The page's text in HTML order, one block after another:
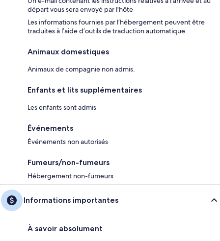
départ vous sera envoyé par l'hôte
Les informations fournies par l’hébergement peuvent être
traduites à l’aide d’outils de traduction automatique
Animaux domestiques
Animaux de compagnie non admis.
Enfants et lits supplémentaires
Les enfants sont admis
Événements
Événements non autorisés
Fumeurs/non-fumeurs
Hébergement non-fumeurs
Informations importantes
À savoir absolument